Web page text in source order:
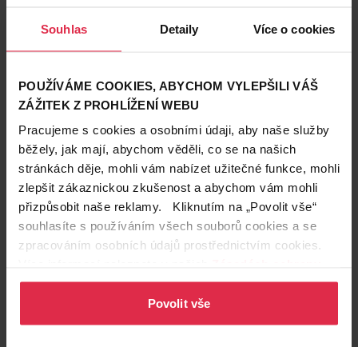
Souhlas Detaily Více o cookies
POUŽÍVÁME COOKIES, ABYCHOM VYLEPŠILI VÁŠ
ZÁŽITEK Z PROHLÍŽENÍ WEBU
Pracujeme s cookies a osobními údaji, aby naše služby
běžely, jak mají, abychom věděli, co se na našich
stránkách děje, mohli vám nabízet užitečné funkce, mohli
zlepšit zákaznickou zkušenost a abychom vám mohli
přizpůsobit naše reklamy. Kliknutím na „Povolit vše“
souhlasíte s používáním všech souborů cookies a se
zpracováním osobních údajů prostřednictvím cookies.
osobních údajů.
Povolit vše
Podobné produkty